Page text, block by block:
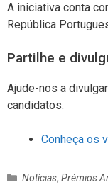
A iniciativa conta
República
Partilhe e
Ajude-nos a
candidatos.
Conheça os
C
Notícias,Prémios